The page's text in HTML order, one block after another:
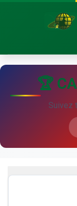
🏆
Suivez